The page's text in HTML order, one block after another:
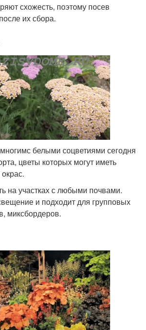
схожесть, поэтому посев
их сбора.
белыми соцветиями сегодня
цветы которых могут иметь
на участках с любыми почвами.
и подходит для групповых
миксбордеров.